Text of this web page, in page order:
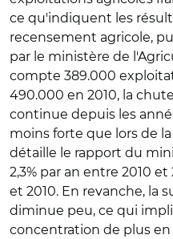
ce qu'indiquent les
recensement agricole,
par le ministère de
compte 389.000
490.000 en 2010, la
continue depuis les
moins forte que lors de
détaille le rapport du
2,3% par an entre 2010
et 2010. En revanche, la
diminue peu, ce qui
concentration de plus